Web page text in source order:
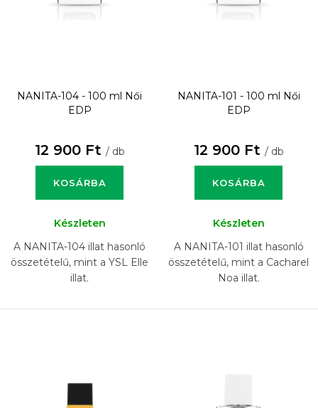
NANITA-104 - 100 ml
Női
EDP
12 900 Ft / db
KOSÁRBA
Készleten
A NANITA-104 illat hasonló
összetételű, mint a YSL Elle
illat.
NANITA-101 - 100 ml
Női
EDP
12 900 Ft / db
KOSÁRBA
Készleten
A NANITA-101 illat hasonló
összetételű, mint a Cacharel
Noa illat.